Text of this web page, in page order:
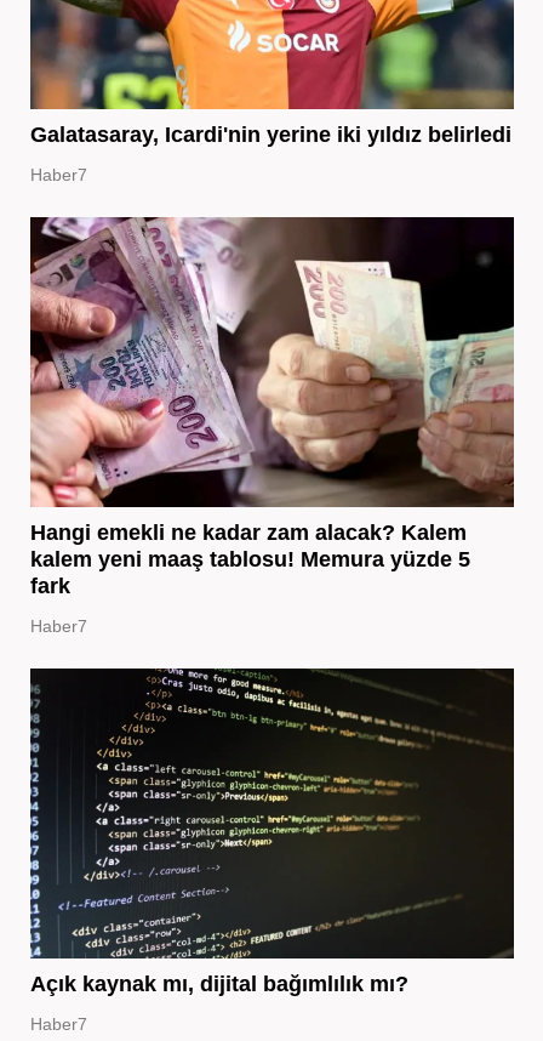
Galatasaray, Icardi'nin yerine iki yıldız belirledi
Haber7
Hangi emekli ne kadar zam alacak? Kalem
kalem yeni maaş tablosu! Memura yüzde 5
fark
Haber7
Açık kaynak mı, dijital bağımlılık mı?
Haber7